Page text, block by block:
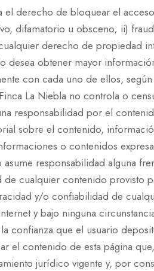
el derecho de bloquear el
difamatorio u obsceno; ii)
derecho de propiedad
desea obtener mayor
con cada uno de ellos,
La Niebla no controla o
responsabilidad por el
sobre el contenido,
o contenidos
responsabilidad alguna
cualquier contenido provisto
y/o confiabilidad de
y bajo ninguna
confianza que el usuario
el contenido de esta página
jurídico vigente y, por